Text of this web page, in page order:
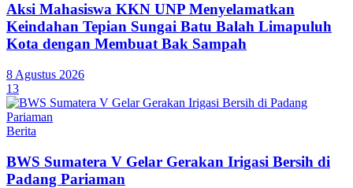
Aksi Mahasiswa KKN UNP Menyelamatkan
Keindahan Tepian Sungai Batu Balah Limapuluh
Kota dengan Membuat Bak Sampah
8 Agustus 2026
13
Berita
BWS Sumatera V Gelar Gerakan Irigasi Bersih di
Padang Pariaman